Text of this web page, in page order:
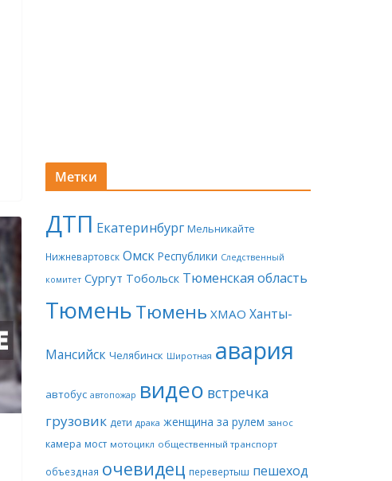
Метки
ДТП Екатеринбург Мельникайте
Нижневартовск Омск Республики Следственный
комитет Сургут Тобольск Тюменская область
ТюменьТюмень ХМАО Ханты-
Мансийск Челябинск Широтная авария
автобус автопожар видео встречка
грузовик дети драка женщина за рулем занос
камера мост мотоцикл общественный транспорт
объездная очевидец перевертыш пешеход